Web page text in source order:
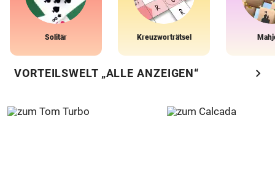
Solitär Kreuzworträtsel
VORTEILSWELT „ALLE ANZEIGEN“ chevron_right